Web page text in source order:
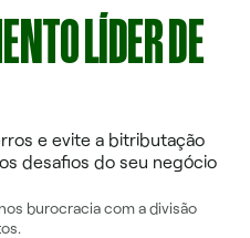
LÍDER DE
e evite a bitributação
desafios do seu negócio
burocracia com a divisão